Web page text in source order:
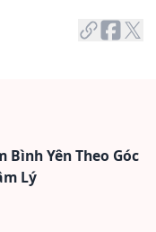
Yên Theo Góc
Lý